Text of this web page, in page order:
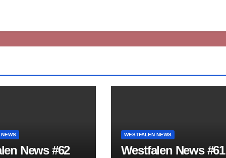
News #62
WESTFALEN NEWS
Westfalen News #61